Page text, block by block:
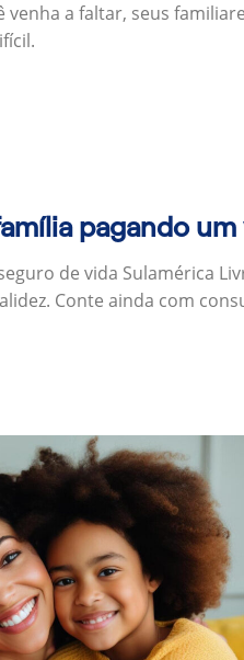
venha a faltar, seus
pagando
de vida Sulamérica
Conte ainda com